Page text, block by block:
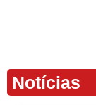
Notícias